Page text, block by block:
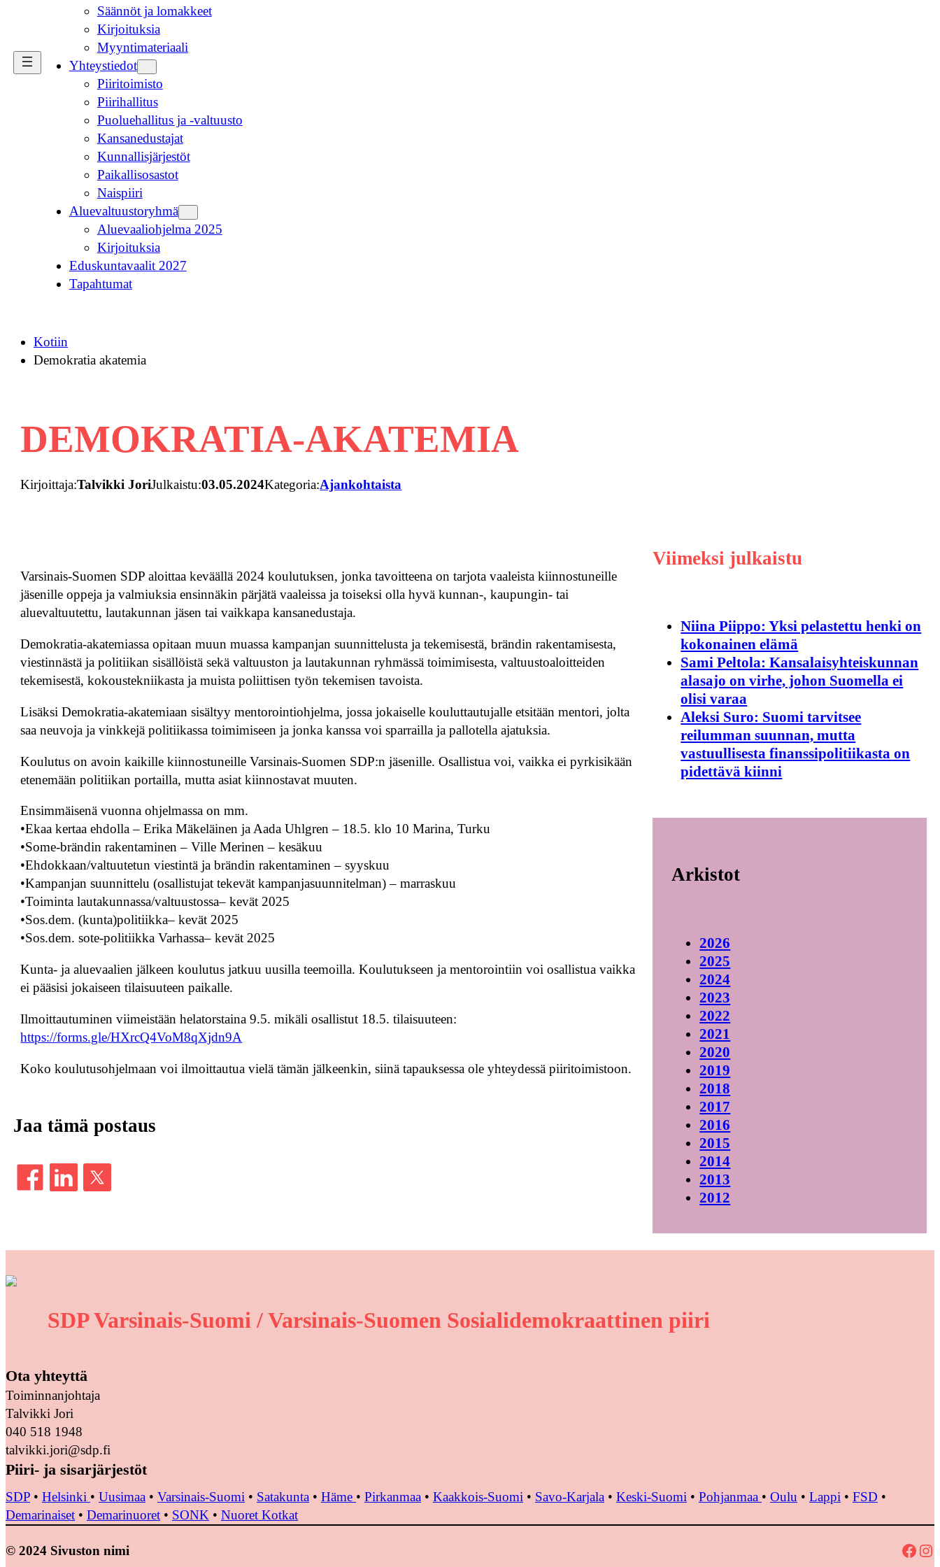
Säännöt ja lomakkeet
Kirjoituksia
Myyntimateriaali
Yhteystiedot
Piiritoimisto
Piirihallitus
Puoluehallitus ja -valtuusto
Kansanedustajat
Kunnallisjärjestöt
Paikallisosastot
Naispiiri
Aluevaltuustoryhmä
Aluevaaliohjelma 2025
Kirjoituksia
Eduskuntavaalit 2027
Tapahtumat
Kotiin
Demokratia akatemia
DEMOKRATIA-AKATEMIA
Kirjoittaja:Talvikki JoriJulkaistu:03.05.2024Kategoria:Ajankohtaista
Varsinais-Suomen SDP aloittaa keväällä 2024 koulutuksen, jonka tavoitteena on tarjota vaaleista kiinnostuneille
jäsenille oppeja ja valmiuksia ensinnäkin pärjätä vaaleissa ja toiseksi olla hyvä kunnan-, kaupungin- tai
aluevaltuutettu, lautakunnan jäsen tai vaikkapa kansanedustaja.
Demokratia-akatemiassa opitaan muun muassa kampanjan suunnittelusta ja tekemisestä, brändin rakentamisesta,
viestinnästä ja politiikan sisällöistä sekä valtuuston ja lautakunnan ryhmässä toimimisesta, valtuustoaloitteiden
tekemisestä, kokoustekniikasta ja muista poliittisen työn tekemisen tavoista.
Lisäksi Demokratia-akatemiaan sisältyy mentorointiohjelma, jossa jokaiselle kouluttautujalle etsitään mentori, jolta
saa neuvoja ja vinkkejä politiikassa toimimiseen ja jonka kanssa voi sparrailla ja pallotella ajatuksia.
Koulutus on avoin kaikille kiinnostuneille Varsinais-Suomen SDP:n jäsenille. Osallistua voi, vaikka ei pyrkisikään
etenemään politiikan portailla, mutta asiat kiinnostavat muuten.
Ensimmäisenä vuonna ohjelmassa on mm.
•Ekaa kertaa ehdolla – Erika Mäkeläinen ja Aada Uhlgren – 18.5. klo 10 Marina, Turku
•Some-brändin rakentaminen – Ville Merinen – kesäkuu
•Ehdokkaan/valtuutetun viestintä ja brändin rakentaminen – syyskuu
•Kampanjan suunnittelu (osallistujat tekevät kampanjasuunnitelman) – marraskuu
•Toiminta lautakunnassa/valtuustossa– kevät 2025
•Sos.dem. (kunta)politiikka– kevät 2025
•Sos.dem. sote-politiikka Varhassa– kevät 2025
Kunta- ja aluevaalien jälkeen koulutus jatkuu uusilla teemoilla. Koulutukseen ja mentorointiin voi osallistua vaikka
ei pääsisi jokaiseen tilaisuuteen paikalle.
Ilmoittautuminen viimeistään helatorstaina 9.5. mikäli osallistut 18.5. tilaisuuteen:
https://forms.gle/HXrcQ4VoM8qXjdn9A
Koko koulutusohjelmaan voi ilmoittautua vielä tämän jälkeenkin, siinä tapauksessa ole yhteydessä piiritoimistoon.
Jaa tämä postaus
Viimeksi julkaistu
Niina Piippo: Yksi pelastettu henki on
kokonainen elämä
Sami Peltola: Kansalaisyhteiskunnan
alasajo on virhe, johon Suomella ei
olisi varaa
Aleksi Suro: Suomi tarvitsee
reilumman suunnan, mutta
vastuullisesta finanssipolitiikasta on
pidettävä kiinni
Arkistot
2026
2025
2024
2023
2022
2021
2020
2019
2018
2017
2016
2015
2014
2013
2012
SDP Varsinais-Suomi / Varsinais-Suomen Sosialidemokraattinen piiri
Ota yhteyttä
Toiminnanjohtaja
Talvikki Jori
040 518 1948
talvikki.jori@sdp.fi
Piiri- ja sisarjärjestöt
SDP • Helsinki • Uusimaa • Varsinais-Suomi • Satakunta • Häme • Pirkanmaa • Kaakkois-Suomi • Savo-Karjala • Keski-Suomi • Pohjanmaa • Oulu • Lappi • FSD •
Demarinaiset • Demarinuoret • SONK • Nuoret Kotkat
© 2024 Sivuston nimi Facebook Instagram